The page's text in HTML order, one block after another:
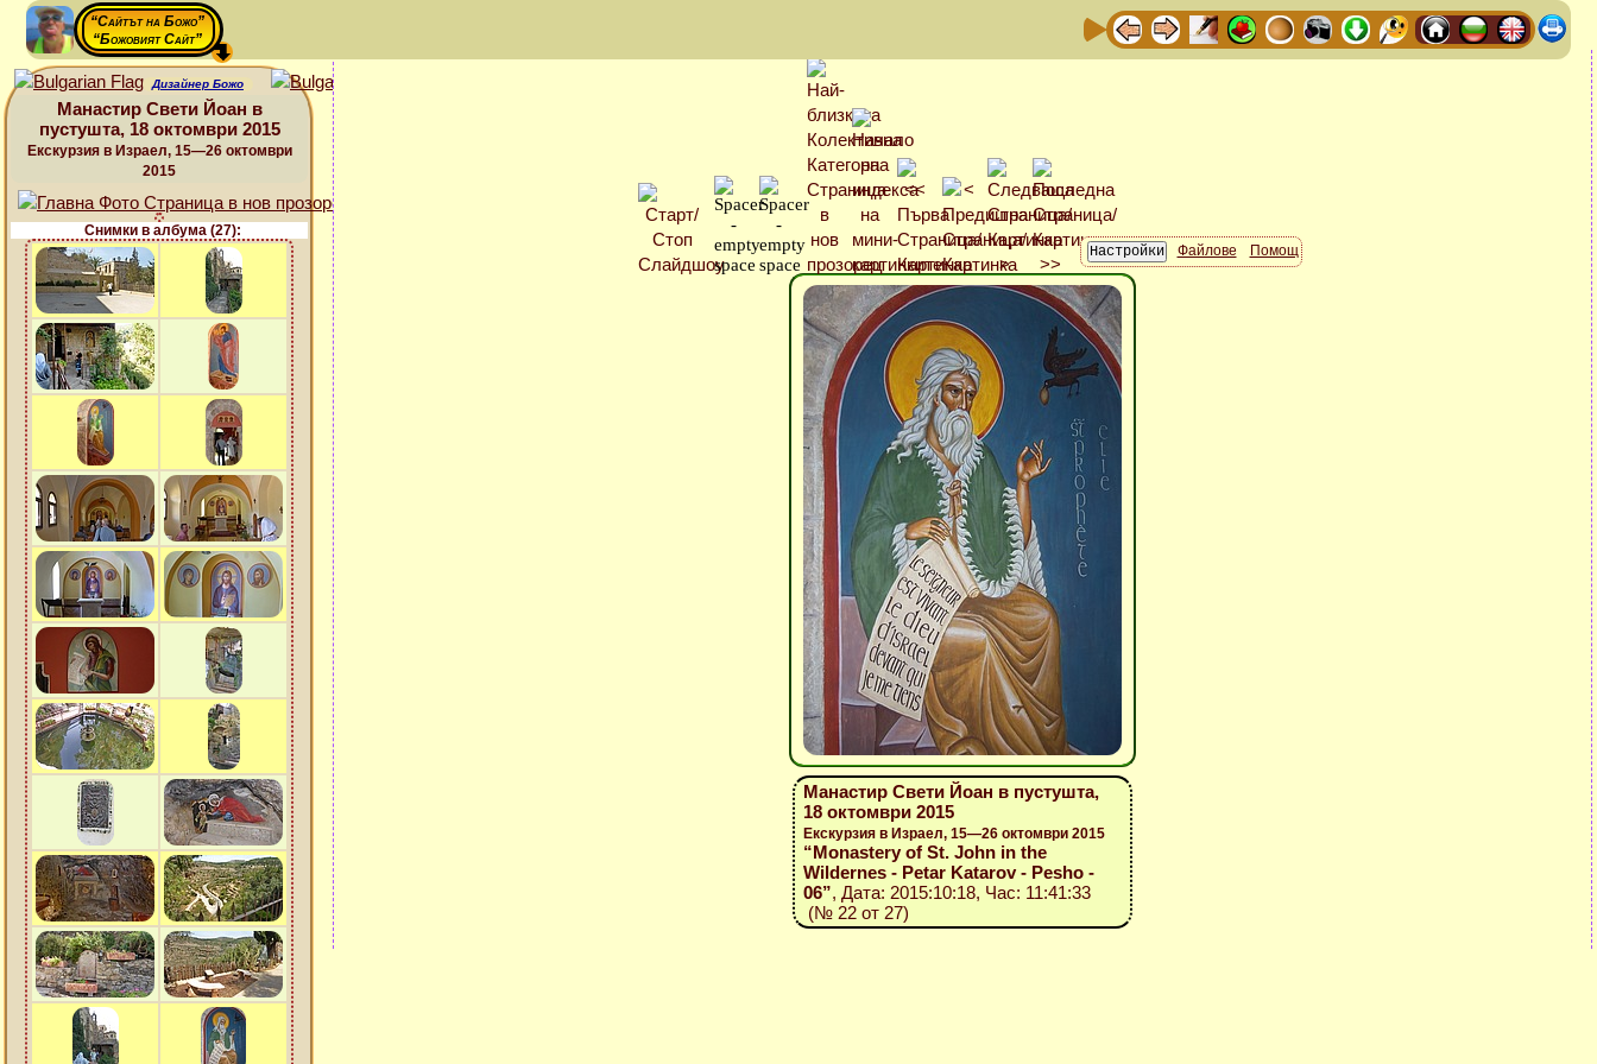
“Сайтът на Божо”
“Божовият Сайт”
Дизайнер Божо
Манастир Свети Йоан в
пустушта, 18 октомври 2015
Екскурзия в Израел, 15—26 октомври
2015
Снимки в албума (27):
Файлове
Помощ
Манастир Свети Йоан в пустушта,
18 октомври 2015
Екскурзия в Израел, 15—26 октомври 2015
“Monastery of St. John in the
Wildernes - Petar Katarov - Pesho -
06”, Дата: 2015:10:18, Час: 11:41:33
(№ 22 от 27)